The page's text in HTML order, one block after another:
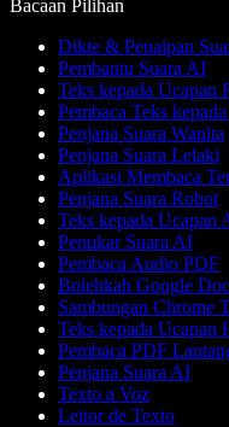
Bacaan Pilihan
Dikte & Penaipan
Pembantu Suara AI
Teks kepada Ucapan
Pembaca Teks
Penjana Suara Wanita
Penjana Suara Lelaki
Aplikasi Membaca
Penjana Suara Robot
Teks kepada Ucapan
Penukar Suara AI
Pembaca Audio PDF
Bolehkah Google
Sambungan Chrome
Teks kepada Ucapan
Pembaca PDF
Penjana Suara AI
Texto a Voz
Leitor de Texto